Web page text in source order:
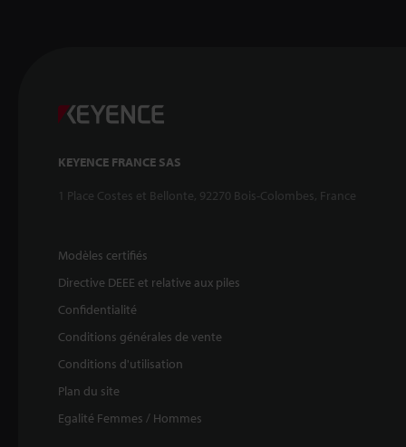
KEYENCE FRANCE SAS
1 Place Costes et Bellonte, 92270 Bois-Colombes, France
Modèles certifiés
Directive DEEE et relative aux piles
Confidentialité
Conditions générales de vente
Conditions d'utilisation
Plan du site
Egalité Femmes / Hommes